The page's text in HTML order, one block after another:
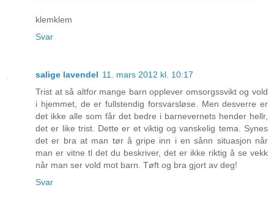
klemklem
Svar
salige lavendel 11. mars 2012 kl. 10:17
Trist at så altfor mange barn opplever omsorgssvikt og vold
i hjemmet, de er fullstendig forsvarsløse. Men desverre er
det ikke alle som får det bedre i barnevernets hender hellr,
det er like trist. Dette er et viktig og vanskelig tema. Synes
det er bra at man tør å gripe inn i en sånn situasjon når
man er vitne tl det du beskriver, det er ikke riktig å se vekk
når man ser vold mot barn. Tøft og bra gjort av deg!
Svar